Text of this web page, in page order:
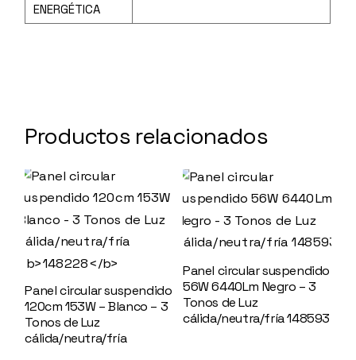
ENERGÉTICA
Productos relacionados
Panel circular suspendido
120cm 153W – Blanco – 3
Tonos de Luz
cálida/neutra/fría
Panel circular suspendido
56W 6440Lm Negro – 3
Tonos de Luz
cálida/neutra/fría 148593